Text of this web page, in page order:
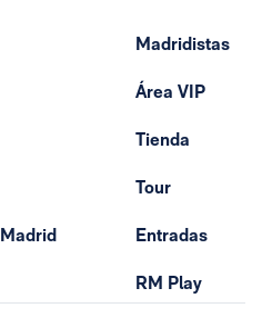
Madridistas
Área VIP
Tienda
Tour
Entradas
RM Play